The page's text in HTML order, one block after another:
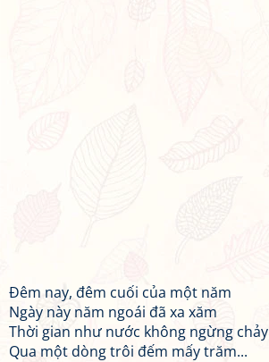
Đêm nay, đêm cuối của một năm
Ngày này năm ngoái đã xa xăm
Thời gian như nước không ngừng chảy
Qua một dòng trôi đếm mấy trăm...